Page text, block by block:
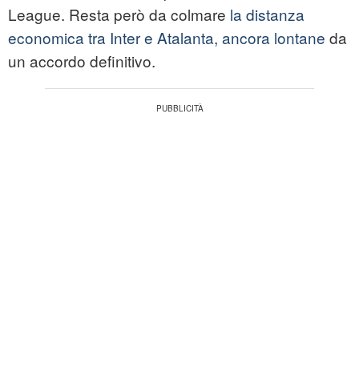
League. Resta però da colmare la distanza
economica tra Inter e Atalanta, ancora lontane da
un accordo definitivo.